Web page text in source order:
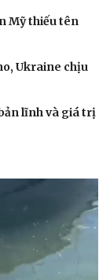
Mỹ thiếu tên
Ukraine chịu
lĩnh và giá trị